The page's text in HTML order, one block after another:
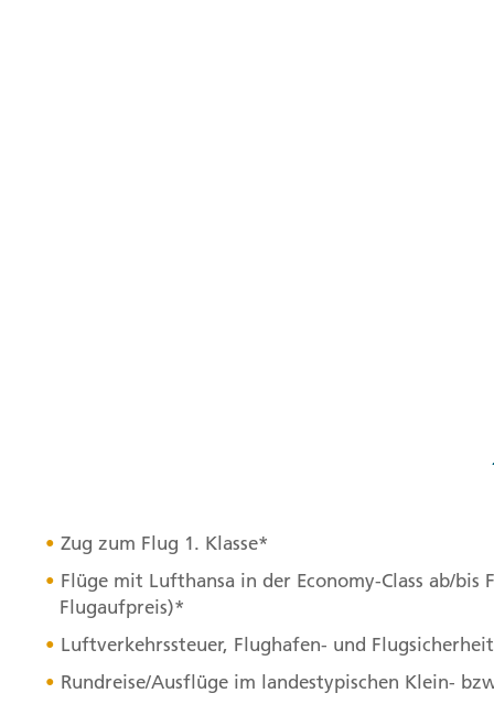
Zug zum Flug 1. Klasse*
Flüge mit Lufthansa in der Economy-Class ab/
Flugaufpreis)*
Luftverkehrssteuer, Flughafen- und
Rundreise/Ausflüge im landestypischen Klein-